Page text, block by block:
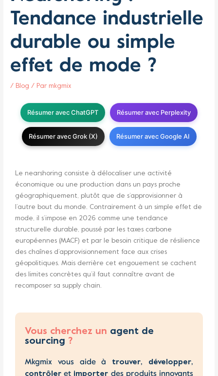
Tendance industrielle
durable ou simple
effet de mode ?
/ Blog / Par mkgmix
Résumer avec ChatGPT Résumer avec Perplexity
Résumer avec Grok (X) Résumer avec Google AI
Le nearshoring consiste à délocaliser une activité
économique ou une production dans un pays proche
géographiquement, plutôt que de s’approvisionner à
l’autre bout du monde. Contrairement à un simple effet de
mode, il s’impose en 2026 comme une tendance
structurelle durable, poussé par les taxes carbone
européennes (MACF) et par le besoin critique de résilience
des chaînes d’approvisionnement face aux crises
géopolitiques. Mais derrière cet engouement se cachent
des limites concrètes qu’il faut connaître avant de
recomposer sa supply chain.
Vous cherchez un agent de
sourcing ?
Mkgmix vous aide à trouver, développer,
contrôler et importer des produits innovants